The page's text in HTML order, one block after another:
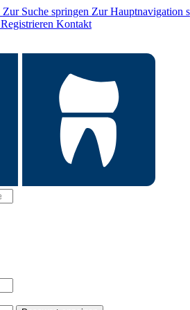
Zur Suche springen Zur Hauptnavigation
Registrieren Kontakt